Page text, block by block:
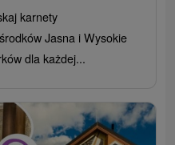
karnety
Jasna i Wysokie
dla każdej...